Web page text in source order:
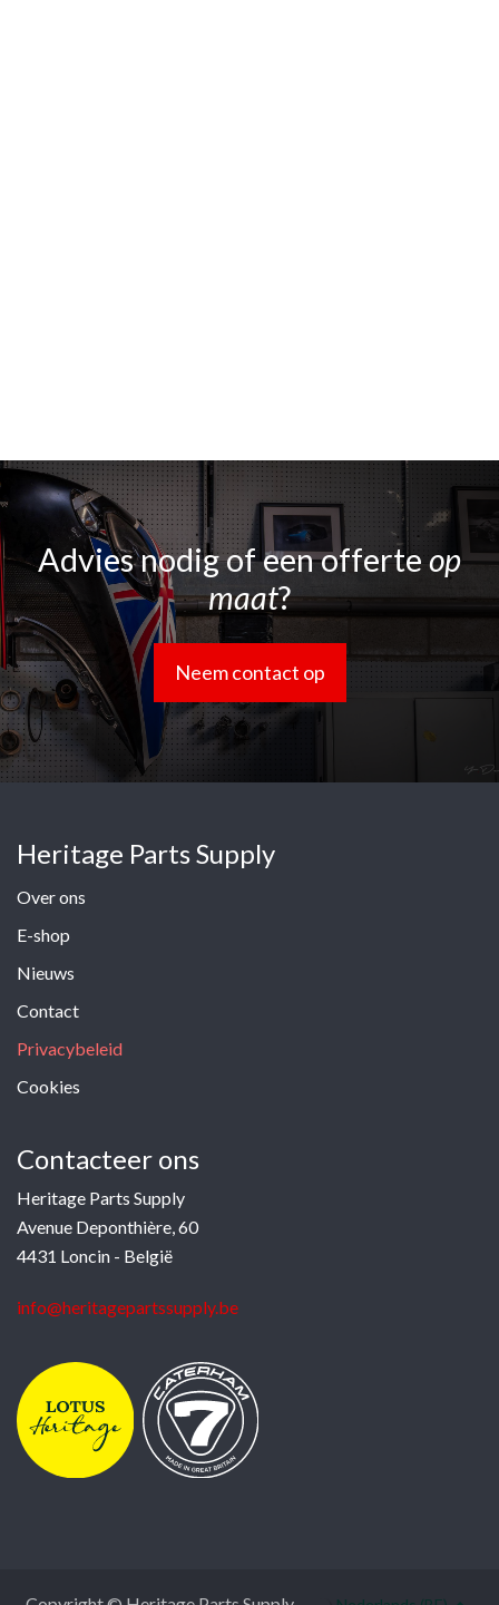
Advies nodig of een offerteop
maat?
Neem contact op
Heritage Parts Supply
Over ons
E-shop
Nieuws
Contact
Privacybeleid
Cookies
Contacteer ons
Heritage Parts Supply
Avenue Deponthière, 60
4431 Loncin - België
info@heritagepartssupply.be